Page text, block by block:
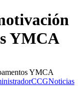
YMCA
YMCA
Noticias